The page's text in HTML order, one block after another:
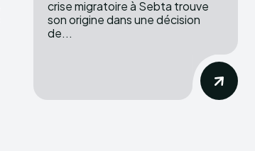
crise migratoire à Sebta trouve
son origine dans une décision
de...